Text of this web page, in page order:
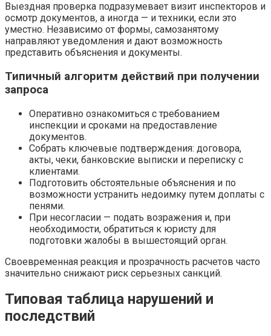
Выездная проверка подразумевает визит инспекторов и
осмотр документов, а иногда — и техники, если это
уместно. Независимо от формы, самозанятому
направляют уведомления и дают возможность
представить объяснения и документы.
Типичный алгоритм действий при получении
запроса
Оперативно ознакомиться с требованием
инспекции и сроками на предоставление
документов.
Собрать ключевые подтверждения: договора,
акты, чеки, банковские выписки и переписку с
клиентами.
Подготовить обстоятельные объяснения и по
возможности устранить недоимку путем доплаты с
пенями.
При несогласии — подать возражения и, при
необходимости, обратиться к юристу для
подготовки жалобы в вышестоящий орган.
Своевременная реакция и прозрачность расчетов часто
значительно снижают риск серьезных санкций.
Типовая таблица нарушений и
последствий